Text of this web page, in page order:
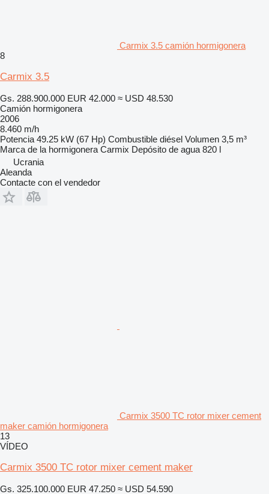
Carmix 3.5 camión hormigonera
8
Carmix 3.5
Gs. 288.900.000 EUR 42.000 ≈ USD 48.530
Camión hormigonera
2006
8.460 m/h
Potencia 49.25 kW (67 Hp) Combustible diésel Volumen 3,5 m³
Marca de la hormigonera Carmix Depósito de agua 820 l
Ucrania
Aleanda
Contacte con el vendedor
Carmix 3500 TC rotor mixer cement
maker camión hormigonera
13
VÍDEO
Carmix 3500 TC rotor mixer cement maker
Gs. 325.100.000 EUR 47.250 ≈ USD 54.590